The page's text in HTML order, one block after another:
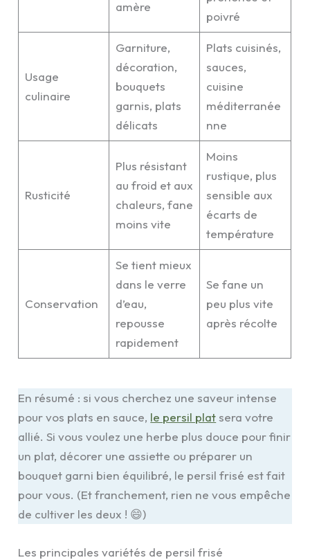
amère
poivré
Usage
culinaire
Garniture,
décoration,
bouquets
garnis, plats
délicats
Plats cuisinés,
sauces,
cuisine
méditerranée
nne
Rusticité
Plus résistant
au froid et aux
chaleurs, fane
moins vite
Moins
rustique, plus
sensible aux
écarts de
température
Conservation
Se tient mieux
dans le verre
d’eau,
repousse
rapidement
Se fane un
peu plus vite
après récolte
En résumé : si vous cherchez une saveur intense
pour vos plats en sauce, le persil plat sera votre
allié. Si vous voulez une herbe plus douce pour finir
un plat, décorer une assiette ou préparer un
bouquet garni bien équilibré, le persil frisé est fait
pour vous. (Et franchement, rien ne vous empêche
de cultiver les deux ! 😄)
Les principales variétés de persil frisé